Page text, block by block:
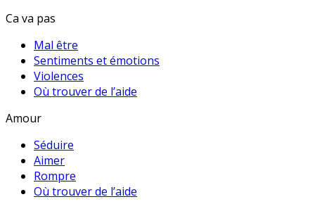
Ca va pas
Mal être
Sentiments et émotions
Violences
Où trouver de l’aide
Amour
Séduire
Aimer
Rompre
Où trouver de l’aide